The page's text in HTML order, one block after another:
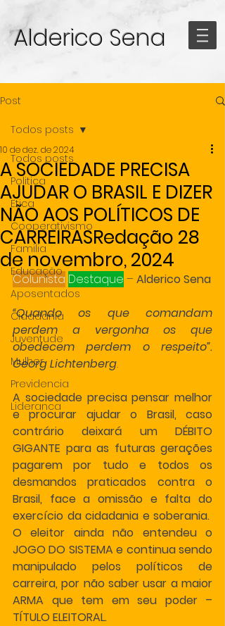
Alderico Sena
Post
Todos posts
Politica
Etica
Cooperativismo
Familia
Educação
Aposentados
Cidadania
Juventude
Mulher
Previdencia
Lideranca
Todos posts
A SOCIEDADE PRECISA
AJUDAR O BRASIL E DIZER
NÃO AOS POLÍTICOS DE
CARREIRASRedação 28
de novembro, 2024
10 de dez. de 2024
Colunista Destaque – Alderico Sena
“Quando os que comandam
perdem a vergonha os que
obedecem perdem o respeito”.
Georg Lichtenberg.
A sociedade precisa pensar melhor
e procurar ajudar o Brasil, caso
contrário deixará um DÉBITO
GIGANTE para as futuras gerações
pagarem por tudo e todos os
desmandos praticados contra o
Brasil, face a omissão e falta do
exercício da cidadania e soberania.
O eleitor ainda não entendeu o
JOGO DO SISTEMA e continua sendo
manipulado pelos políticos de
carreira, por não saber usar a maior
ARMA que tem em seu poder –
TÍTULO ELEITORAL.